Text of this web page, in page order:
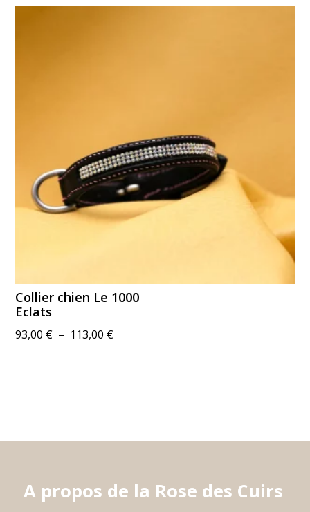
Collier chien Le 1000
Eclats
93,00 € – 113,00 €Plage
A propos de la Rose des Cuirs